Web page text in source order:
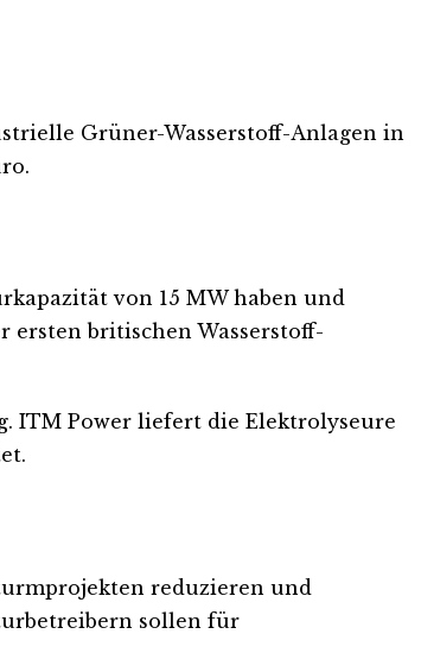
Grüner-Wasserstoff-Anlagen in
von 15 MW haben und
ersten britischen Wasserstoff-
ITM Power liefert die Elektrolyseure
reduzieren und
sollen für